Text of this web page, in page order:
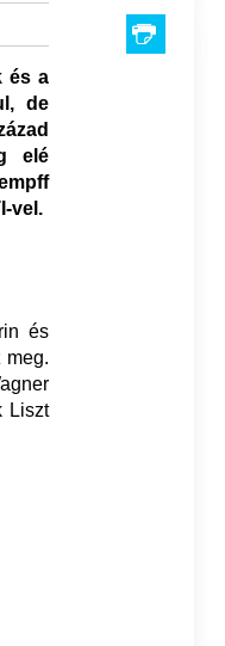
és a
de
elé
vel.
és
meg.
Liszt